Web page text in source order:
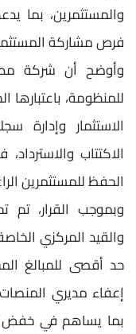
والمستثمرين، بما
فرص مشاركة
وأوضح أن شركة مصر
للمنظومة،
الاستثمار وإدارة
الاكتتاب
الحفظ للمستثمرين
وبموجب القرار،
والقيد المركزي
حد أقصى للمبالغ
إعفاء مديري
بما يساهم في خفض